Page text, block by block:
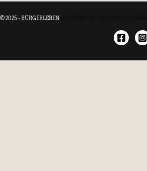
© 2025 - BÜRGERLEBEN